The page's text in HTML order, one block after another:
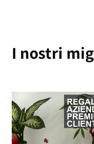
I nostri